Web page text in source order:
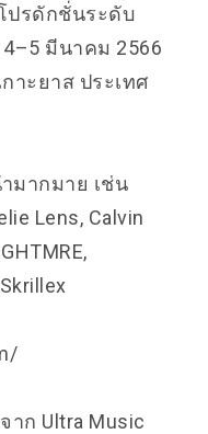
ปรดักชั่นระดับ
มีนาคม 2566
าะยาส ประเทศ
มากมาย เช่น
Lens, Calvin
าก Ultra Music